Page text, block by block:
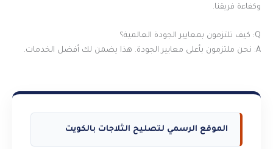
وكفاءة فريقنا.
Q: كيف تلتزمون بمعايير الجودة العالمية؟
A: نحن ملتزمون بأعلى معايير الجودة. هذا يضمن لك أفضل الخدمات.
الموقع الرسمي لتصليح الثلاجات بالكويت